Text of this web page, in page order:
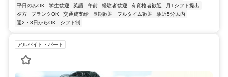
平日のみOK
学生歓迎 英語 午前 経験者歓迎 有資格者歓迎
月1シフト提出
夕方
ブランクOK 交通費支給 長期歓迎 フルタイム歓迎
駅近5分以内
週2・3日からOK
シフト制
アルバイト・パート